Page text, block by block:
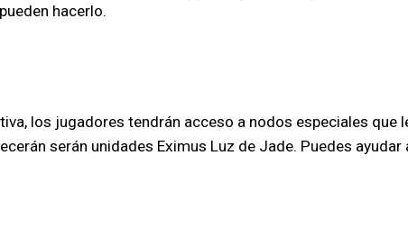
pueden hacerlo.
los jugadores tendrán acceso a nodos especiales
serán unidades Eximus Luz de Jade. Puedes